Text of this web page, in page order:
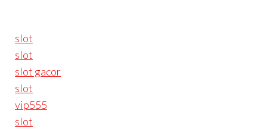
slot
slot
slot gacor
slot
vip555
slot